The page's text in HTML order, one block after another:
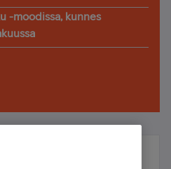
-moodissa, kunnes
ja voita!